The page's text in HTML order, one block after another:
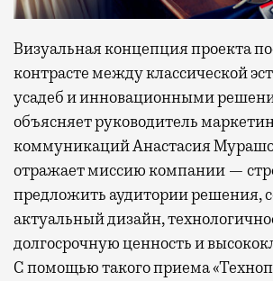
Визуальная концепция проекта
контрасте между классической
усадеб и инновационными
объясняет руководитель
коммуникаций Анастасия
отражает миссию компании —
предложить аудитории решения,
актуальный дизайн,
долгосрочную ценность и
С помощью такого приема